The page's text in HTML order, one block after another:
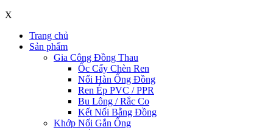
X
Trang chủ
Sản phẩm
Gia Công Đồng Thau
Ốc Cấy Chèn Ren
Nối Hàn Ống Đồng
Ren Ép PVC / PPR
Bu Lông / Rắc Co
Kết Nối Bằng Đồng
Khớp Nối Gắn Ống